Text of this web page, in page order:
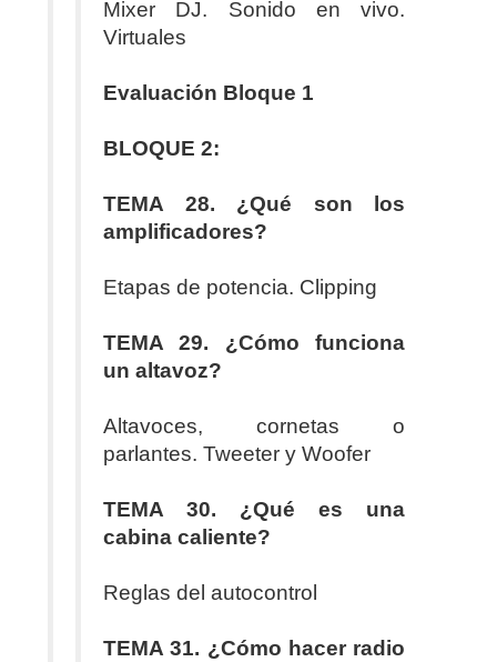
Mixer DJ. Sonido en vivo.
Virtuales
Evaluación Bloque 1
BLOQUE 2:
TEMA 28. ¿Qué son los
amplificadores?
Etapas de potencia. Clipping
TEMA 29. ¿Cómo funciona
un altavoz?
Altavoces, cornetas o
parlantes. Tweeter y Woofer
TEMA 30. ¿Qué es una
cabina caliente?
Reglas del autocontrol
TEMA 31. ¿Cómo hacer radio